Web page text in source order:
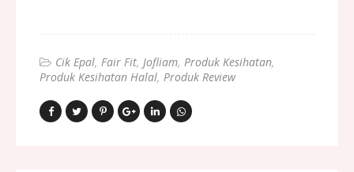
Cik Epal Fair Fit Jofliam Produk Kesihatan
Produk Kesihatan Halal Produk Review